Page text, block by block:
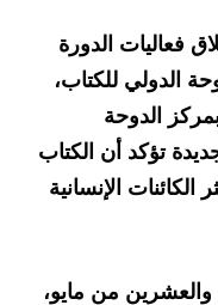
فعاليات الدورة
الدولي للكتاب،
الدوحة
تؤكد أن الكتاب
الإنسانية
من مايو،